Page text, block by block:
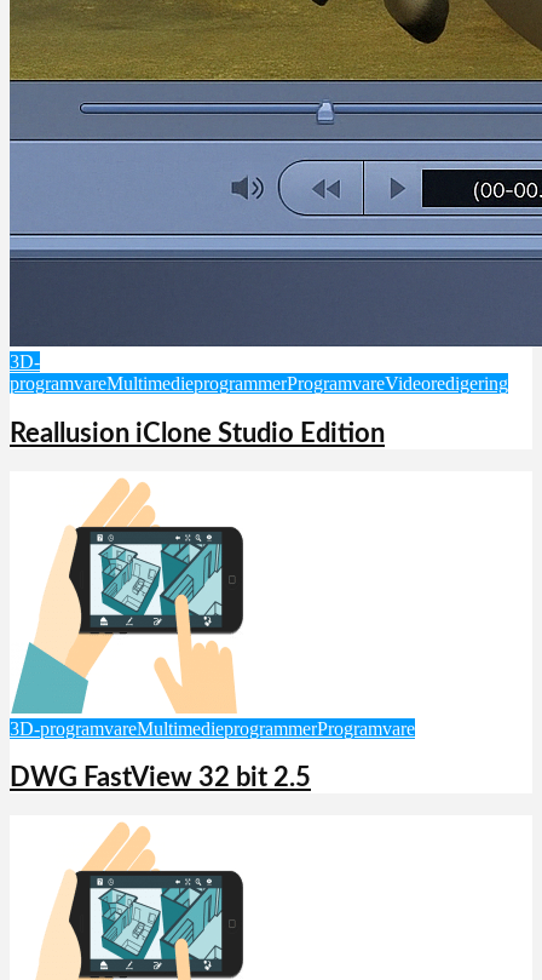
3D-
programvareMultimedieprogrammerProgramvareVideoredigering
Reallusion iClone Studio Edition
3D-programvareMultimedieprogrammerProgramvare
DWG FastView 32 bit 2.5